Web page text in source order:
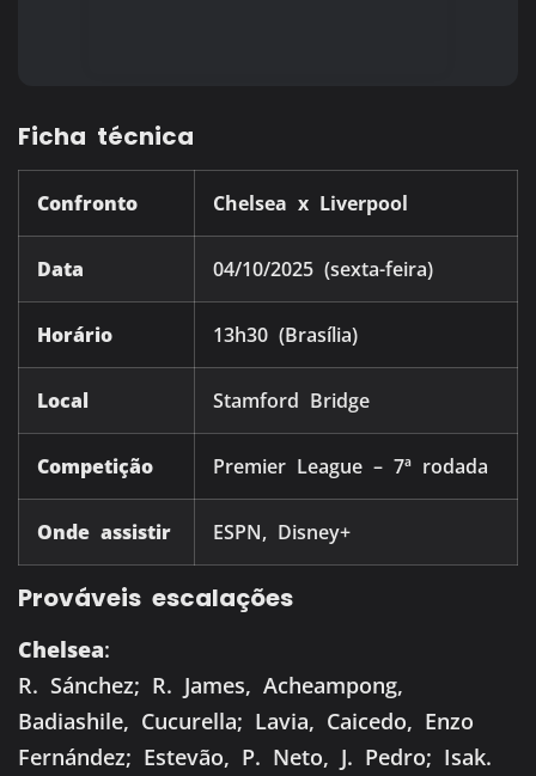
Ficha técnica
Confronto Chelsea x Liverpool
Data 04/10/2025 (sexta-feira)
Horário 13h30 (Brasília)
Local Stamford Bridge
Competição Premier League – 7ª rodada
Onde assistir ESPN, Disney+
Prováveis escalações
Chelsea:
R. Sánchez; R. James, Acheampong,
Badiashile, Cucurella; Lavia, Caicedo, Enzo
Fernández; Estevão, P. Neto, J. Pedro; Isak.